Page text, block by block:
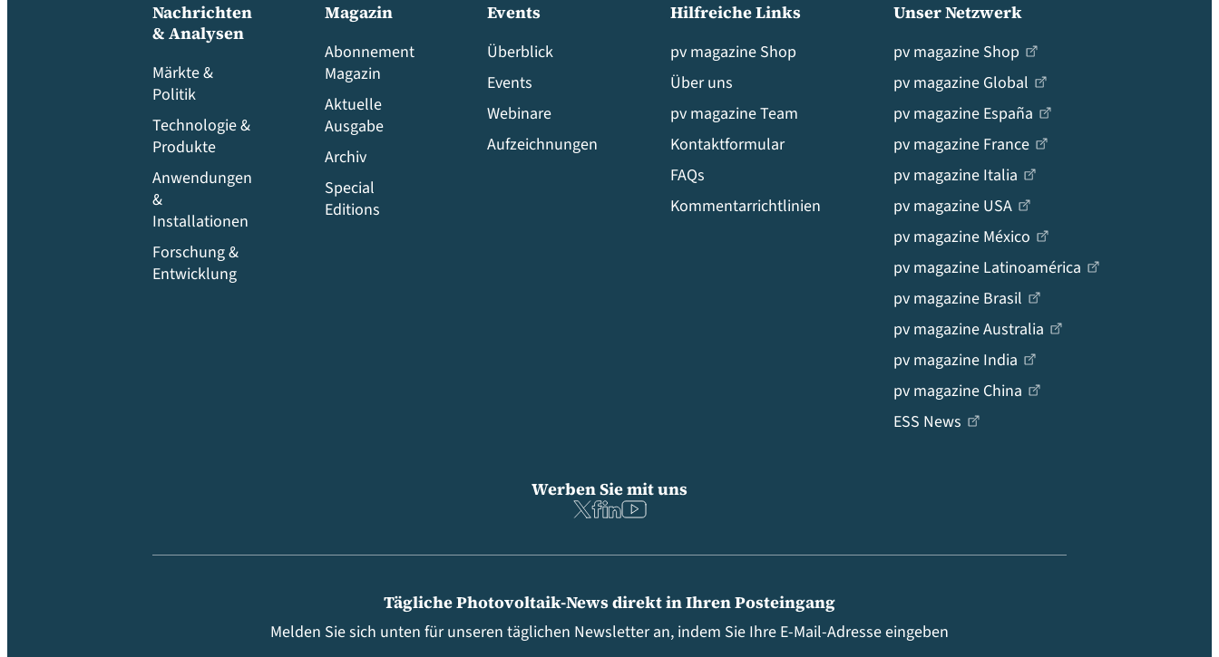
Nachrichten
& Analysen
Märkte &
Politik
Technologie &
Produkte
Anwendungen
&
Installationen
Forschung &
Entwicklung
Magazin
Abonnement
Magazin
Aktuelle
Ausgabe
Archiv
Special
Editions
Events
Überblick
Events
Webinare
Aufzeichnungen
Hilfreiche Links
pv magazine Shop
Über uns
pv magazine Team
Kontaktformular
FAQs
Kommentarrichtlinien
Unser Netzwerk
pv magazine Shop
pv magazine Global
pv magazine España
pv magazine France
pv magazine Italia
pv magazine USA
pv magazine México
pv magazine Latinoamérica
pv magazine Brasil
pv magazine Australia
pv magazine India
pv magazine China
ESS News
Tägliche Photovoltaik-News direkt in Ihren Posteingang
Melden Sie sich unten für unseren täglichen Newsletter an, indem Sie Ihre E-Mail-Adresse eingeben
Werben Sie mit uns